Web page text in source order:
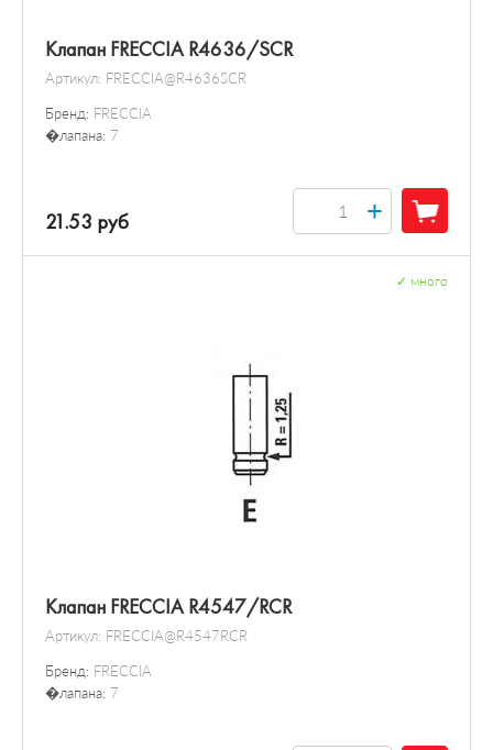
Клапан FRECCIA R4636/SCR
Артикул: FRECCIA@R4636SCR
Бренд: FRECCIA
�лапана: 7
21.53 руб +
Клапан FRECCIA R4547/RCR
Артикул: FRECCIA@R4547RCR
Бренд: FRECCIA
�лапана: 7
много